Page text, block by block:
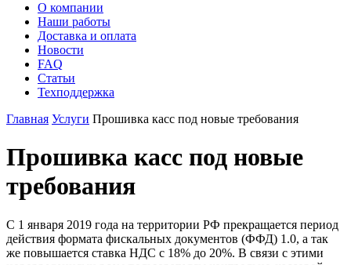
О компании
Наши работы
Доставка и оплата
Новости
FAQ
Статьи
Техподдержка
Главная Услуги Прошивка касс под новые требования
Прошивка касс под новые
требования
C 1 января 2019 года на территории РФ прекращается период
действия формата фискальных документов (ФФД) 1.0, а так
же повышается ставка НДС с 18% до 20%. В связи с этими